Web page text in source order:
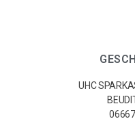
UHC
06667